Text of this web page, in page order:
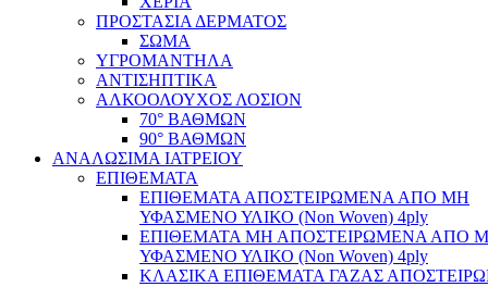
ΠΡΟΣΤΑΣΙΑ ΔΕΡΜΑΤΟΣ
ΣΩΜΑ
ΥΓΡΟΜΑΝΤΗΛΑ
ΑΝΤΙΣΗΠΤΙΚΑ
ΑΛΚΟΟΛΟΥΧΟΣ ΛΟΣΙΟΝ
70° ΒΑΘΜΩΝ
90° ΒΑΘΜΩΝ
ΑΝΑΛΩΣΙΜΑ ΙΑΤΡΕΙΟΥ
ΕΠΙΘΕΜΑΤΑ
ΕΠΙΘΕΜΑΤΑ ΑΠΟΣΤΕΙΡΩΜΕΝΑ ΑΠΟ ΜΗ
ΥΦΑΣΜΕΝΟ ΥΛΙΚΟ (Non Woven) 4ply
ΕΠΙΘΕΜΑΤΑ ΜΗ ΑΠΟΣΤΕΙΡΩΜΕΝΑ ΑΠΟ
ΥΦΑΣΜΕΝΟ ΥΛΙΚΟ (Non Woven) 4ply
ΚΛΑΣΙΚΑ ΕΠΙΘΕΜΑΤΑ ΓΑΖΑΣ